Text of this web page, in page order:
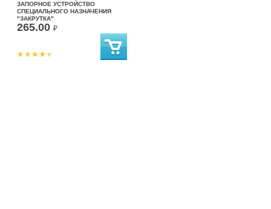
ЗАПОРНОЕ УСТРОЙСТВО
СПЕЦИАЛЬНОГО НАЗНАЧЕНИЯ
"ЗАКРУТКА"
265.00 ₽